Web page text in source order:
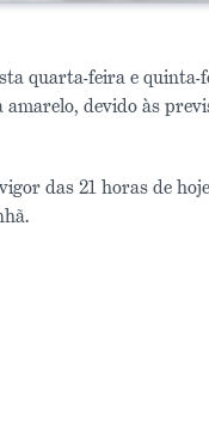
quarta-feira e
devido às
das 21 horas de